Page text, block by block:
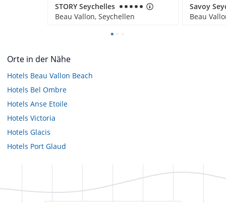
STORY Seychelles
Beau Vallon, Seychellen
Beau
Orte in der Nähe
Hotels Beau Vallon Beach
Hotels Bel Ombre
Hotels Anse Etoile
Hotels Victoria
Hotels Glacis
Hotels Port Glaud